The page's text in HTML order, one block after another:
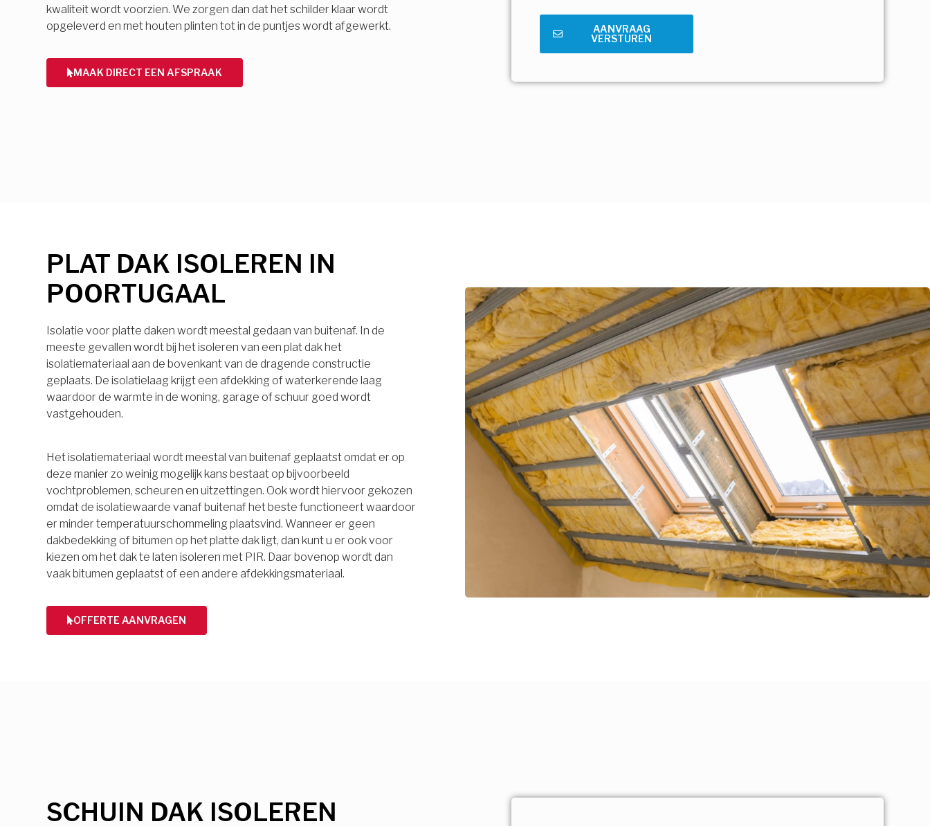
kwaliteit wordt voorzien. We zorgen dan dat het schilder klaar wordt
opgeleverd en met houten plinten tot in de puntjes wordt afgewerkt.
MAAK DIRECT EEN AFSPRAAK
AANVRAAG
VERSTUREN
PLAT DAK ISOLEREN IN
POORTUGAAL
Isolatie voor platte daken wordt meestal gedaan van buitenaf. In de
meeste gevallen wordt bij het isoleren van een plat dak het
isolatiemateriaal aan de bovenkant van de dragende constructie
geplaats. De isolatielaag krijgt een afdekking of waterkerende laag
waardoor de warmte in de woning, garage of schuur goed wordt
vastgehouden.
Het isolatiemateriaal wordt meestal van buitenaf geplaatst omdat er op
deze manier zo weinig mogelijk kans bestaat op bijvoorbeeld
vochtproblemen, scheuren en uitzettingen. Ook wordt hiervoor gekozen
omdat de isolatiewaarde vanaf buitenaf het beste functioneert waardoor
er minder temperatuurschommeling plaatsvind. Wanneer er geen
dakbedekking of bitumen op het platte dak ligt, dan kunt u er ook voor
kiezen om het dak te laten isoleren met PIR. Daar bovenop wordt dan
vaak bitumen geplaatst of een andere afdekkingsmateriaal.
OFFERTE AANVRAGEN
SCHUIN DAK ISOLEREN